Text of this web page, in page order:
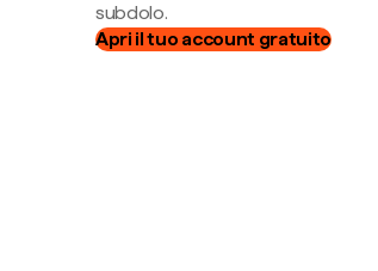
subdolo.
Apri il tuo account gratuito